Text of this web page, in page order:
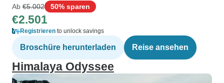
Ab €5.002 50% sparen
€2.501
Registrieren to unlock savings
Broschüre herunterladen Reise ansehen
Himalaya Odyssee